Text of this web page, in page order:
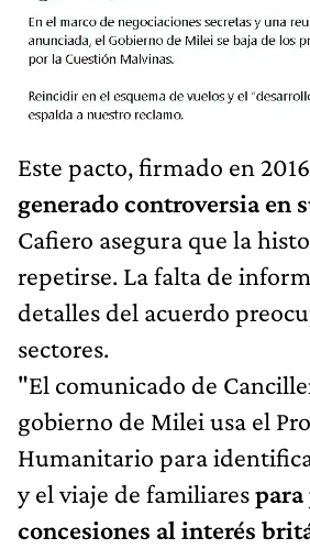
Este pacto, firmado en
generado controversia en
Cafiero asegura que la
repetirse. La falta de
detalles del acuerdo
sectores.
"El comunicado de
gobierno de Milei usa el
Humanitario para
y el viaje de familiares
concesiones al interés